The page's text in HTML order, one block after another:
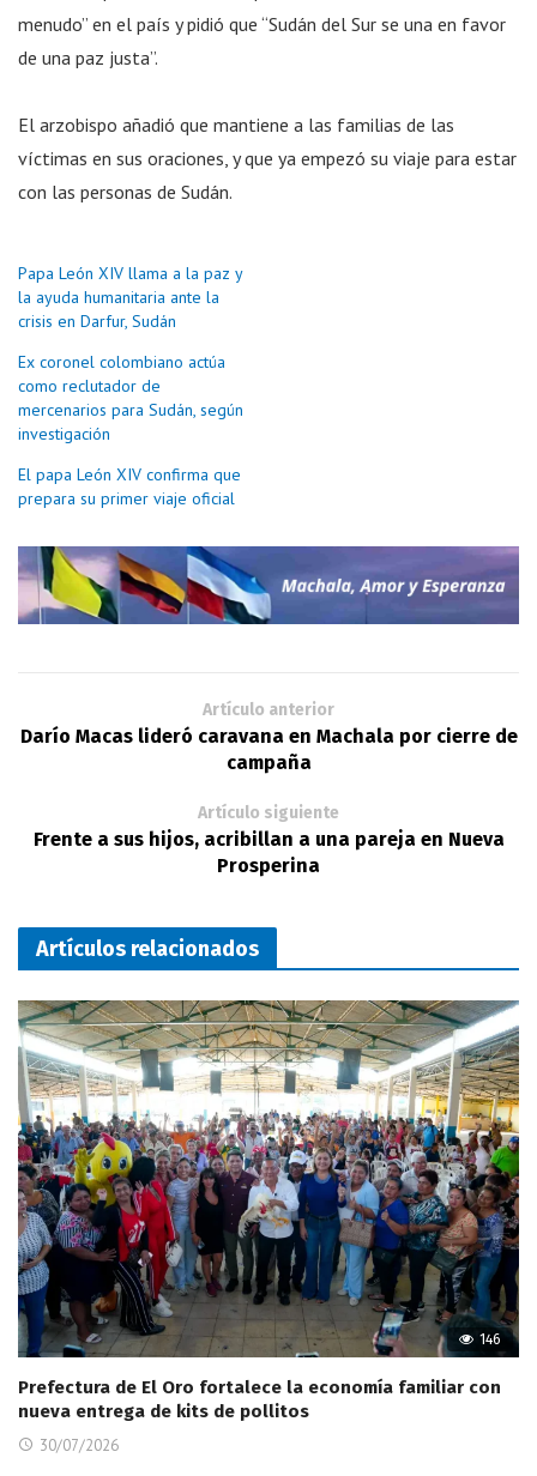
menudo” en el país y pidió que “Sudán del Sur se una en favor
de una paz justa”.
El arzobispo añadió que mantiene a las familias de las
víctimas en sus oraciones, y que ya empezó su viaje para estar
con las personas de Sudán.
Papa León XIV llama a la paz y
la ayuda humanitaria ante la
crisis en Darfur, Sudán
Ex coronel colombiano actúa
como reclutador de
mercenarios para Sudán, según
investigación
El papa León XIV confirma que
prepara su primer viaje oficial
Artículo anterior
Darío Macas lideró caravana en Machala por cierre de
campaña
Artículo siguiente
Frente a sus hijos, acribillan a una pareja en Nueva
Prosperina
Artículos relacionados
146
Prefectura de El Oro fortalece la economía familiar con
nueva entrega de kits de pollitos
30/07/2026